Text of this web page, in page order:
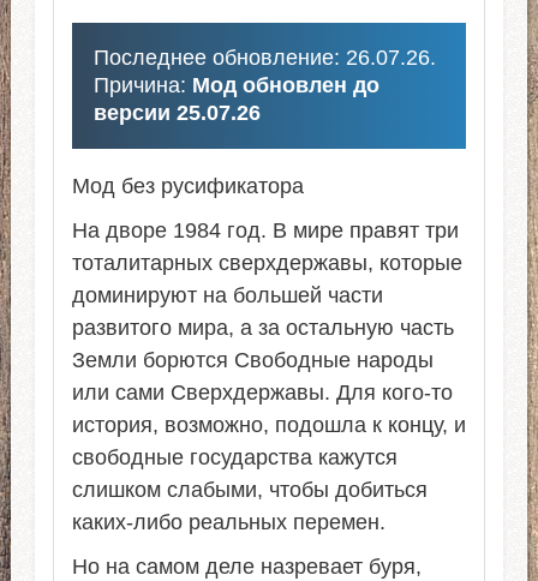
Последнее обновление: 26.07.26.
Причина: Мод обновлен до
версии 25.07.26
Мод без русификатора
На дворе 1984 год. В мире правят три
тоталитарных сверхдержавы, которые
доминируют на большей части
развитого мира, а за остальную часть
Земли борются Свободные народы
или сами Сверхдержавы. Для кого-то
история, возможно, подошла к концу, и
свободные государства кажутся
слишком слабыми, чтобы добиться
каких-либо реальных перемен.
Но на самом деле назревает буря,